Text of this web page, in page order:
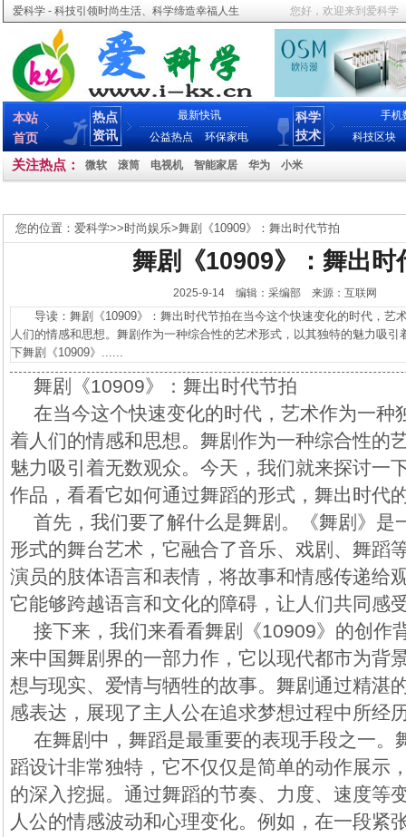
爱科学 - 科技引领时尚生活、科学缔造幸福人生 您好，欢迎来到爱科学
本站
首页
热点
资讯
最新快讯
公益热点
环保家电
科学
技术
手机
科技区块
关注热点： 微软 滚筒 电视机 智能家居 华为 小米
您的位置： 爱科学>>时尚娱乐>舞剧《10909》：舞出时代节拍
舞剧《10909》：舞出时
2025-9-14 编辑：采编部 来源：互联网
导读：舞剧《10909》：舞出时代节拍在当今这个快速变化的时代，艺
人们的情感和思想。舞剧作为一种综合性的艺术形式，以其独特的魅力吸
下舞剧《10909》......
舞剧《10909》：舞出时代节拍
在当今这个快速变化的时代，艺术作为一种
着人们的情感和思想。舞剧作为一种综合性的
魅力吸引着无数观众。今天，我们就来探讨一
作品，看看它如何通过舞蹈的形式，舞出时代
首先，我们要了解什么是舞剧。《舞剧》是
形式的舞台艺术，它融合了音乐、戏剧、舞蹈
演员的肢体语言和表情，将故事和情感传递给
它能够跨越语言和文化的障碍，让人们共同感
接下来，我们来看看舞剧《10909》的创作
来中国舞剧界的一部力作，它以现代都市为背
想与现实、爱情与牺牲的故事。舞剧通过精湛
感表达，展现了主人公在追求梦想过程中所经
在舞剧中，舞蹈是最重要的表现手段之一。
蹈设计非常独特，它不仅仅是简单的动作展示
的深入挖掘。通过舞蹈的节奏、力度、速度等
人公的情感波动和心理变化。例如，在一段紧